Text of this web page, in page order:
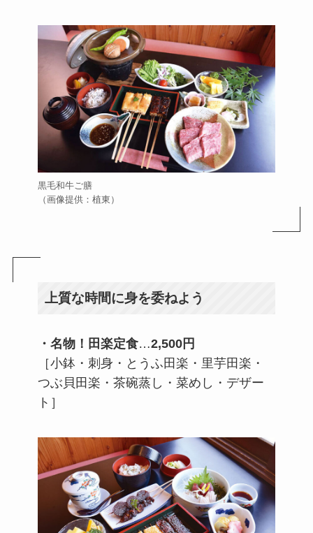
黒毛和牛ご膳
（画像提供：植東）
上質な時間に身を委ねよう
・名物！田楽定食…2,500円
［小鉢・刺身・とうふ田楽・里芋田楽・
つぶ貝田楽・茶碗蒸し・菜めし・デザー
ト］